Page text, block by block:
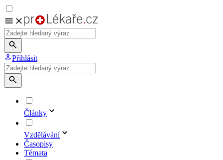
Přihlásit
Články
Vzdělávání
Časopisy
Témata